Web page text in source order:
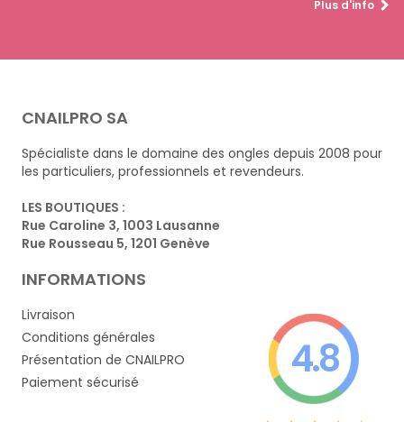
Plus d'info
CNAILPRO SA
Spécialiste dans le domaine des ongles depuis 2008 pour
les particuliers, professionnels et revendeurs.
LES BOUTIQUES :
Rue Caroline 3, 1003 Lausanne
Rue Rousseau 5, 1201 Genève
INFORMATIONS
Livraison
Conditions générales
Présentation de CNAILPRO
Paiement sécurisé
4.8